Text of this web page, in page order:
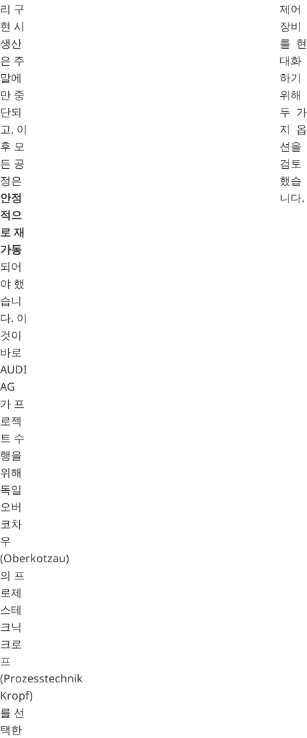
리 구
현 시
생산
은 주
말에
만 중
단되
고, 이
후 모
든 공
정은
안정
적으
로 재
가동
되어
야 했
습니
다. 이
것이
바로
AUDI
AG
가 프
로젝
트 수
행을
위해
독일
오버
코차
우
(Oberkotzau)
의 프
로제
스테
크닉
크로
프
(Prozesstechnik
Kropf)
를 선
택한
제어
장비
를 현
대화
하기
위해
두 가
지 옵
션을
검토
했습
니다.